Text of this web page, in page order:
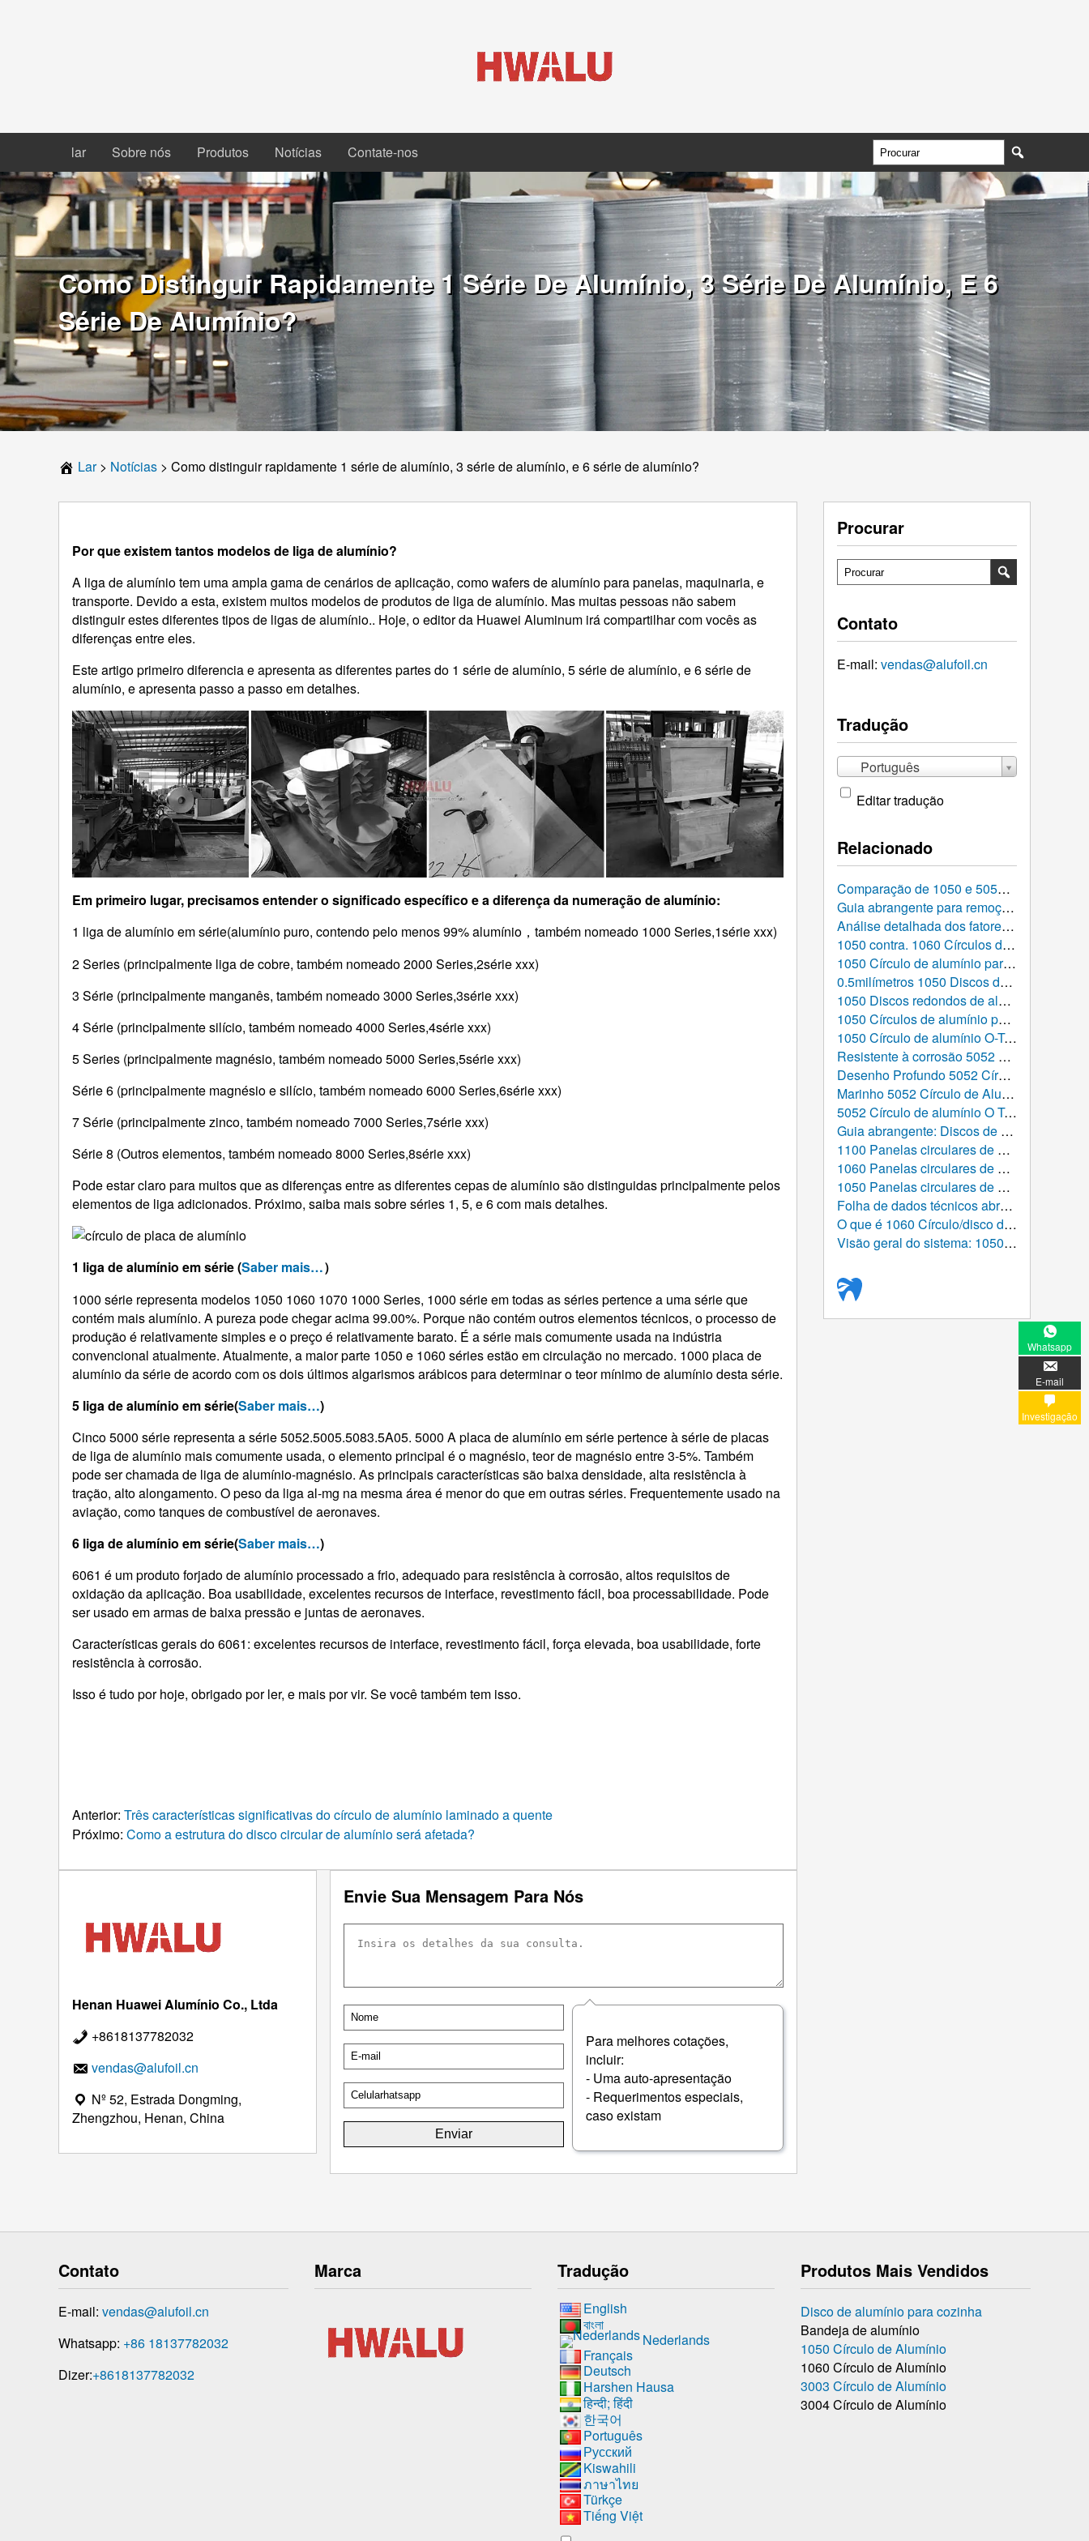
lar Sobre nós Produtos Notícias Contate-nos
Como Distinguir Rapidamente 1 Série De Alumínio, 3 Série De Alumínio, E 6
Série De Alumínio?
Lar> Notícias > Como distinguir rapidamente 1 série de alumínio, 3 série de alumínio, e 6 série de alumínio?
Procurar
Contato
E-mail: vendas@alufoil.cn
Tradução
Português
Editar tradução
Relacionado
Comparação de 1050 e 5052 Discos de alumínio: O que é mais adequado para o seu projeto de fabricação?
Guia abrangente para remoção de rebarbas e controle de acabamento superficial para 1050 Discos de alumínio estampados
Análise detalhada dos fatores que afetam os preços do círculo de alumínio: O que determina o custo?
1050 contra. 1060 Círculos de Alumínio: Comparação detalhada, Parâmetros de desempenho, e Guia de Seleção
1050 Círculo de alumínio para iluminação reflexiva
0.5milímetros 1050 Discos de alumínio
1050 Discos redondos de alumínio para panelas de indução
1050 Círculos de alumínio para formas de pizza
1050 Círculo de alumínio O-Temper 0,8 mm
Resistente à corrosão 5052 discos de alumínio
Desenho Profundo 5052 Círculo de Alumínio
Marinho 5052 Círculo de Alumínio
5052 Círculo de alumínio O Temper 1,2 mm para panelas
Guia abrangente: Discos de alumínio laminados a quente de pedido personalizado
1100 Panelas circulares de alumínio: O guia definitivo da estrutura atômica à tabela global
1060 Panelas circulares de alumínio: O guia definitivo para desempenho, Fabricação, e aplicativos
1050 Panelas circulares de alumínio: Solução de alumínio de alta pureza para fabricação de utensílios de cozinha modernos
Folha de dados técnicos abrangente: 1050 Círculo de Alumínio
O que é 1060 Círculo/disco de alumínio usado para?
Visão geral do sistema: 1050 Círculo/disco de alumínio (Placa redonda de alumínio)
Por que existem tantos modelos de liga de alumínio?
A liga de alumínio tem uma ampla gama de cenários de aplicação, como wafers de alumínio para panelas, maquinaria, e
transporte. Devido a esta, existem muitos modelos de produtos de liga de alumínio. Mas muitas pessoas não sabem
distinguir estes diferentes tipos de ligas de alumínio.. Hoje, o editor da Huawei Aluminum irá compartilhar com vocês as
diferenças entre eles.
Este artigo primeiro diferencia e apresenta as diferentes partes do 1 série de alumínio, 5 série de alumínio, e 6 série de
alumínio, e apresenta passo a passo em detalhes.
Em primeiro lugar, precisamos entender o significado específico e a diferença da numeração de alumínio:
1 liga de alumínio em série(alumínio puro, contendo pelo menos 99% alumínio，também nomeado 1000 Series,1série xxx)
2 Series (principalmente liga de cobre, também nomeado 2000 Series,2série xxx)
3 Série (principalmente manganês, também nomeado 3000 Series,3série xxx)
4 Série (principalmente silício, também nomeado 4000 Series,4série xxx)
5 Series (principalmente magnésio, também nomeado 5000 Series,5série xxx)
Série 6 (principalmente magnésio e silício, também nomeado 6000 Series,6série xxx)
7 Série (principalmente zinco, também nomeado 7000 Series,7série xxx)
Série 8 (Outros elementos, também nomeado 8000 Series,8série xxx)
Pode estar claro para muitos que as diferenças entre as diferentes cepas de alumínio são distinguidas principalmente pelos
elementos de liga adicionados. Próximo, saiba mais sobre séries 1, 5, e 6 com mais detalhes.
1 liga de alumínio em série (Saber mais…）
1000 série representa modelos 1050 1060 1070 1000 Series, 1000 série em todas as séries pertence a uma série que
contém mais alumínio. A pureza pode chegar acima 99.00%. Porque não contém outros elementos técnicos, o processo de
produção é relativamente simples e o preço é relativamente barato. É a série mais comumente usada na indústria
convencional atualmente. Atualmente, a maior parte 1050 e 1060 séries estão em circulação no mercado. 1000 placa de
alumínio da série de acordo com os dois últimos algarismos arábicos para determinar o teor mínimo de alumínio desta série.
5 liga de alumínio em série(Saber mais…)
Cinco 5000 série representa a série 5052.5005.5083.5A05. 5000 A placa de alumínio em série pertence à série de placas
de liga de alumínio mais comumente usada, o elemento principal é o magnésio, teor de magnésio entre 3-5%. Também
pode ser chamada de liga de alumínio-magnésio. As principais características são baixa densidade, alta resistência à
tração, alto alongamento. O peso da liga al-mg na mesma área é menor do que em outras séries. Frequentemente usado na
aviação, como tanques de combustível de aeronaves.
6 liga de alumínio em série(Saber mais…)
6061 é um produto forjado de alumínio processado a frio, adequado para resistência à corrosão, altos requisitos de
oxidação da aplicação. Boa usabilidade, excelentes recursos de interface, revestimento fácil, boa processabilidade. Pode
ser usado em armas de baixa pressão e juntas de aeronaves.
Características gerais do 6061: excelentes recursos de interface, revestimento fácil, força elevada, boa usabilidade, forte
resistência à corrosão.
Isso é tudo por hoje, obrigado por ler, e mais por vir. Se você também tem isso.
Anterior: Três características significativas do círculo de alumínio laminado a quente
Próximo: Como a estrutura do disco circular de alumínio será afetada?
Henan Huawei Alumínio Co., Ltda
+8618137782032
vendas@alufoil.cn
Nº 52, Estrada Dongming,
Zhengzhou, Henan, China
Envie Sua Mensagem Para Nós
Para melhores cotações,
incluir:
- Uma auto-apresentação
- Requerimentos especiais,
caso existam
Contato
E-mail: vendas@alufoil.cn
Whatsapp: +86 18137782032
Dizer:+8618137782032
Marca Tradução
English
বাংলা
Nederlands
Français
Deutsch
Harshen Hausa
हिन्दी; हिंदी
한국어
Português
Русский
Kiswahili
ภาษาไทย
Türkçe
Tiếng Việt
Produtos Mais Vendidos
Disco de alumínio para cozinha
Bandeja de alumínio
1050 Círculo de Alumínio
1060 Círculo de Alumínio
3003 Círculo de Alumínio
3004 Círculo de Alumínio
Whatsapp
E-mail
Investigação